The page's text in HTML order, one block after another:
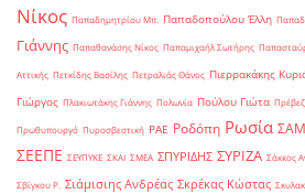
Νίκος Παπαδημητρίου Μπ. Παπαδοπούλου Έλλη
Γιάννης Παπαθανάσης Νίκος Παπαμιχαήλ Σωτήρης
Αττικής Πετκίδης Βασίλης Πετραλιάς Θάνος Πιερρακάκης
Γιώργος Πλακιωτάκης Γιάννης Πολωνία Πούλου Γιώτα
Πρωθυπουργό Πυροσβεστική ΡΑΕ Ροδόπη Ρωσία
ΣΕΕΠΕ ΣΕΥΠΥΚΕ ΣΚΑΙ ΣΜΕΑ ΣΠΥΡΙΔΗΣ ΣΥΡΙΖΑ Σάκκος
Σβίγκου Ρ. Σιάμισιης Ανδρέας Σκρέκας Κώστας